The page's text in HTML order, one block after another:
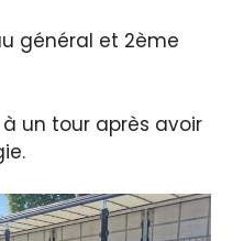
général et 2ème
un tour après avoir